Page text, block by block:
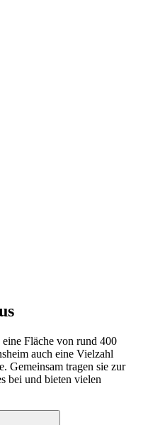
Fläche von rund 400
auch eine Vielzahl
Gemeinsam tragen sie zur
bei und bieten vielen